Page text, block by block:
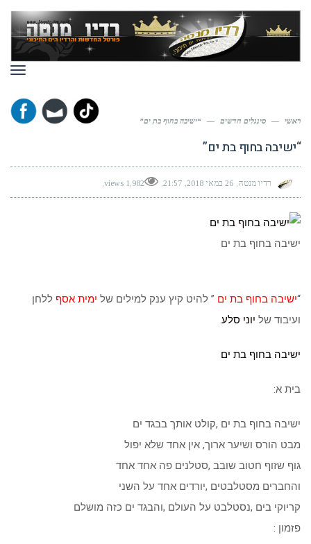
ראשי — סינגלים חדשים — “ישיבה בחוף בת ים”
“ישיבה בחוף בת ים”
רדיו מנטה 26 במאי 2018 21:57
1,982 views
ישיבה בחוף בת ים
“ישיבה בחוף בת ים ” להיט קיץ ענק למילים של ימית אסף ללחן
ועיבוד של יוני סלע
ישיבה בחוף בת ים
בית א:
ישיבה בחוף בת ים ,קולט אותך בבגד ים
מבט הורס ושיער ארוך, אין אחד שלא יפול
גוף שזוף חטוב שובב ,סטלנים פה אחד אחד
והחברים מסטלבטים ,יורדים אחד על השני
קריוקי בים ,נסטלבט על העולם ,והבגד ים כזה מושלם
פזמון :